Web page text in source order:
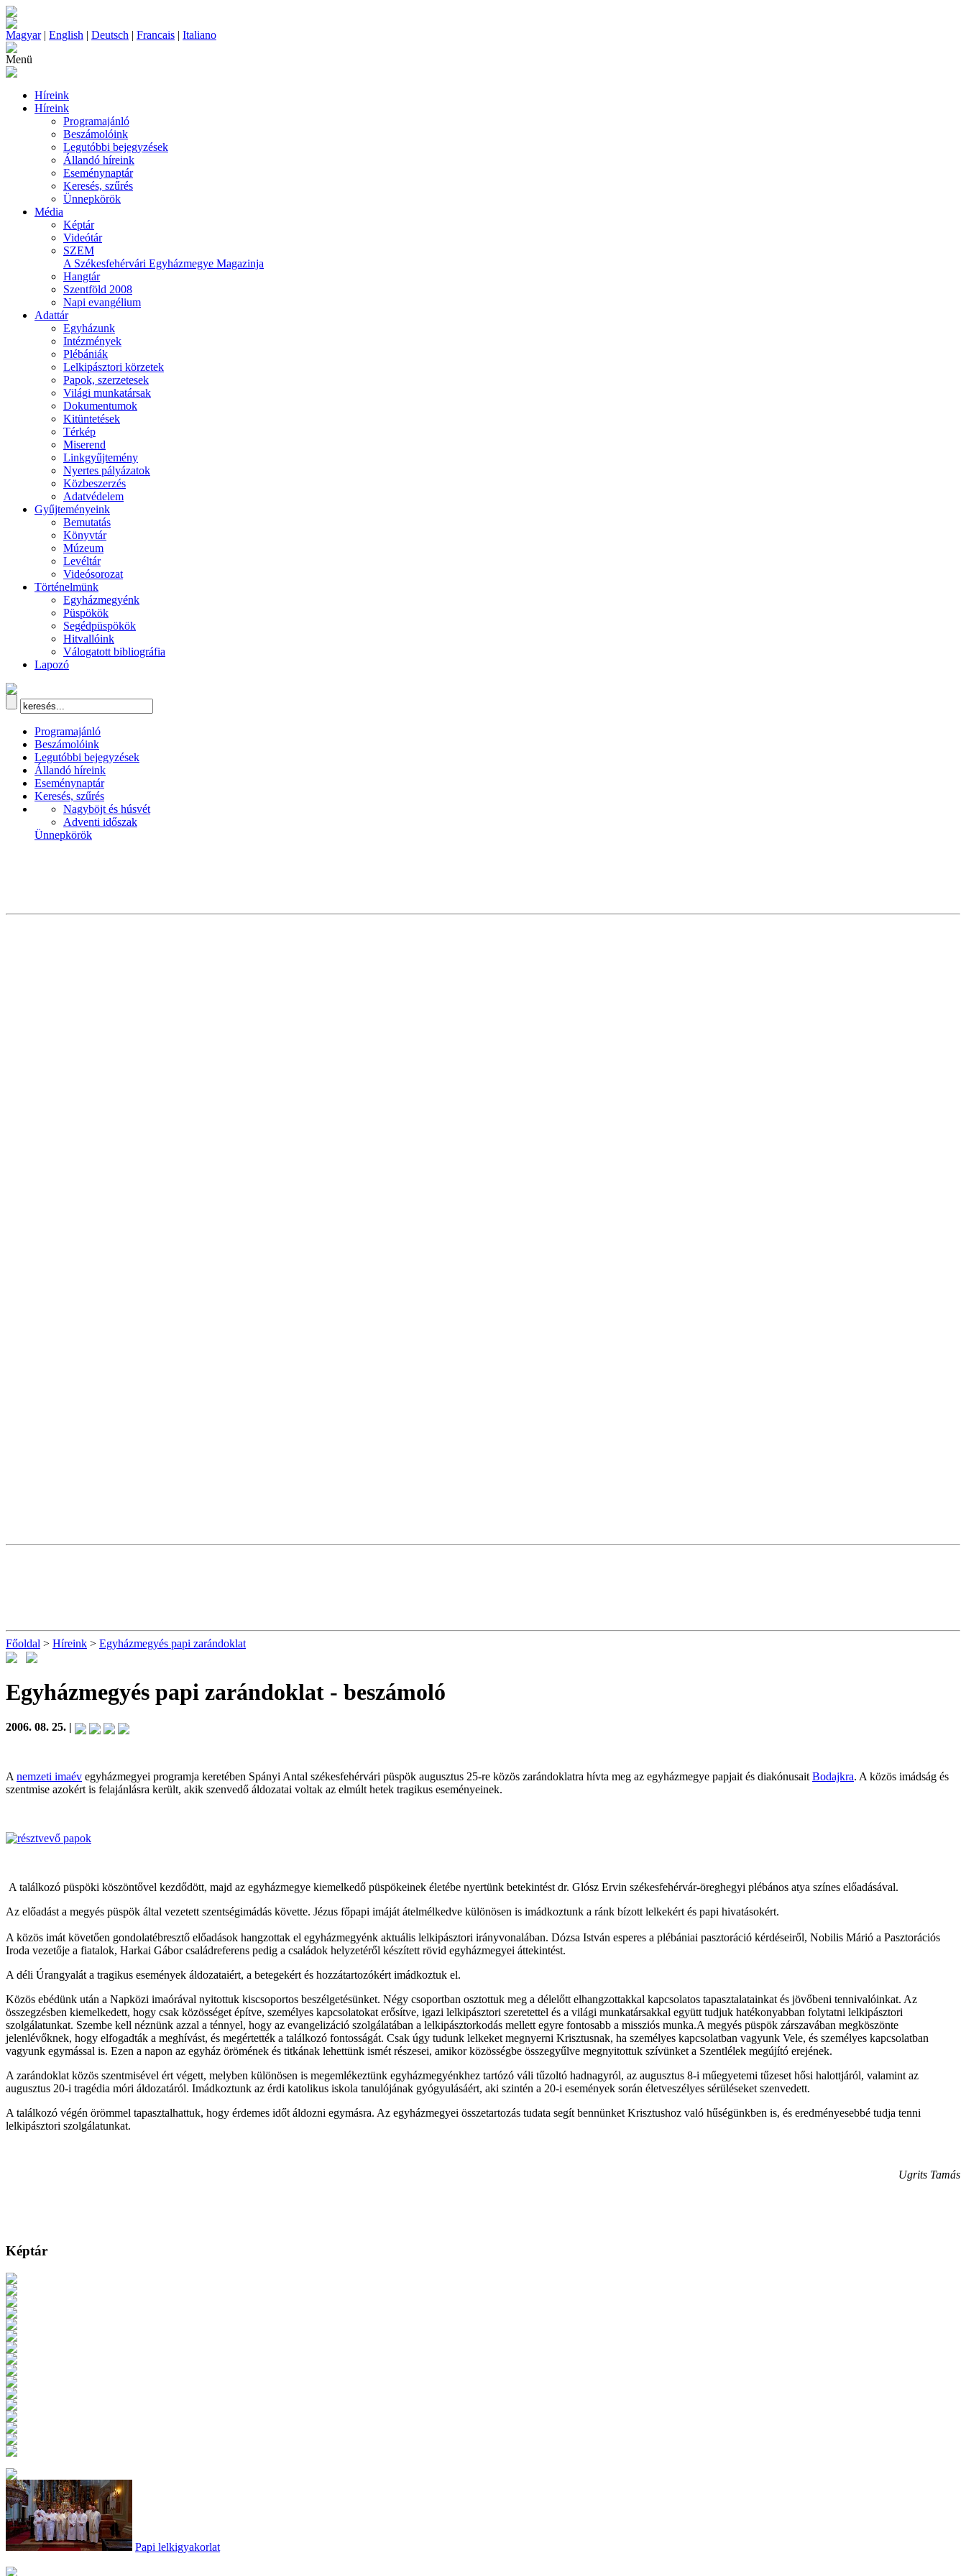
Magyar| English | Deutsch | Francais | Italiano
Menü
Híreink
Híreink
Programajánló
Beszámolóink
Legutóbbi bejegyzések
Állandó híreink
Eseménynaptár
Keresés, szűrés
Ünnepkörök
Média
Képtár
Videótár
SZEM
A Székesfehérvári Egyházmegye Magazinja
Hangtár
Szentföld 2008
Napi evangélium
Adattár
Egyházunk
Intézmények
Plébániák
Lelkipásztori körzetek
Papok, szerzetesek
Világi munkatársak
Dokumentumok
Kitüntetések
Térkép
Miserend
Linkgyűjtemény
Nyertes pályázatok
Közbeszerzés
Adatvédelem
Gyűjteményeink
Bemutatás
Könyvtár
Múzeum
Levéltár
Videósorozat
Történelmünk
Egyházmegyénk
Püspökök
Segédpüspökök
Hitvallóink
Válogatott bibliográfia
Lapozó
Programajánló
Beszámolóink
Legutóbbi bejegyzések
Állandó híreink
Eseménynaptár
Keresés, szűrés
Nagyböjt és húsvét
Adventi időszak
Ünnepkörök
Főoldal > Híreink > Egyházmegyés papi zarándoklat
Egyházmegyés papi zarándoklat - beszámoló
2006. 08. 25. |
A nemzeti imaév egyházmegyei programja keretében Spányi Antal székesfehérvári püspök augusztus 25-re közös zarándoklatra hívta meg az egyházmegye papjait és diakónusait Bodajkra. A közös imádság és
szentmise azokért is felajánlásra került, akik szenvedő áldozatai voltak az elmúlt hetek tragikus eseményeinek.
A találkozó püspöki köszöntővel kezdődött, majd az egyházmegye kiemelkedő püspökeinek életébe nyertünk betekintést dr. Glósz Ervin székesfehérvár-öreghegyi plébános atya színes előadásával.
Az előadást a megyés püspök által vezetett szentségimádás követte. Jézus főpapi imáját átelmélkedve különösen is imádkoztunk a ránk bízott lelkekért és papi hivatásokért.
A közös imát követően gondolatébresztő előadások hangzottak el egyházmegyénk aktuális lelkipásztori irányvonalában. Dózsa István esperes a plébániai pasztoráció kérdéseiről, Nobilis Márió a Pasztorációs
Iroda vezetője a fiatalok, Harkai Gábor családreferens pedig a családok helyzetéről készített rövid egyházmegyei áttekintést.
A déli Úrangyalát a tragikus események áldozataiért, a betegekért és hozzátartozókért imádkoztuk el.
Közös ebédünk után a Napközi imaórával nyitottuk kiscsoportos beszélgetésünket. Négy csoportban osztottuk meg a délelőtt elhangzottakkal kapcsolatos tapasztalatainkat és jövőbeni tennivalóinkat. Az
összegzésben kiemelkedett, hogy csak közösséget építve, személyes kapcsolatokat erősítve, igazi lelkipásztori szeretettel és a világi munkatársakkal együtt tudjuk hatékonyabban folytatni lelkipásztori
szolgálatunkat. Szembe kell néznünk azzal a ténnyel, hogy az evangelizáció szolgálatában a lelkipásztorkodás mellett egyre fontosabb a missziós munka.A megyés püspök zárszavában megköszönte
jelenlévőknek, hogy elfogadták a meghívást, és megértették a találkozó fontosságát. Csak úgy tudunk lelkeket megnyerni Krisztusnak, ha személyes kapcsolatban vagyunk Vele, és személyes kapcsolatban
vagyunk egymással is. Ezen a napon az egyház örömének és titkának lehettünk ismét részesei, amikor közösségbe összegyűlve megnyitottuk szívünket a Szentlélek megújító erejének.
A zarándoklat közös szentmisével ért végett, melyben különösen is megemlékeztünk egyházmegyénkhez tartózó váli tűzoltó hadnagyról, az augusztus 8-i műegyetemi tűzeset hősi halottjáról, valamint az
augusztus 20-i tragédia móri áldozatáról. Imádkoztunk az érdi katolikus iskola tanulójának gyógyulásáért, aki szintén a 20-i események során életveszélyes sérüléseket szenvedett.
A találkozó végén örömmel tapasztalhattuk, hogy érdemes időt áldozni egymásra. Az egyházmegyei összetartozás tudata segít bennünket Krisztushoz való hűségünkben is, és eredményesebbé tudja tenni
lelkipásztori szolgálatunkat.
Ugrits Tamás
Képtár
Papi lelkigyakorlat